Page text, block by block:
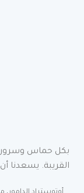
بكل حماس وسرور
القريبة. يسعدنا